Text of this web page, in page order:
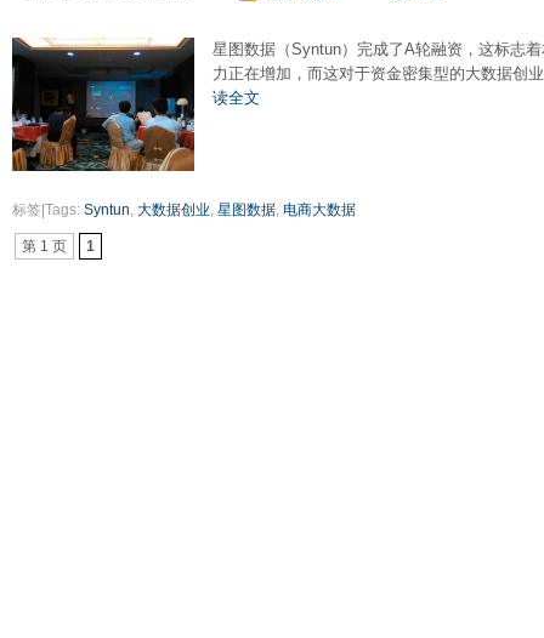
星图数据（Syntun）完成了A轮融资，这标志
力正在增加，而这对于资金密集型的大数据创
读全文
标签|Tags: Syntun, 大数据创业, 星图数据, 电商大数据
第 1 页 1